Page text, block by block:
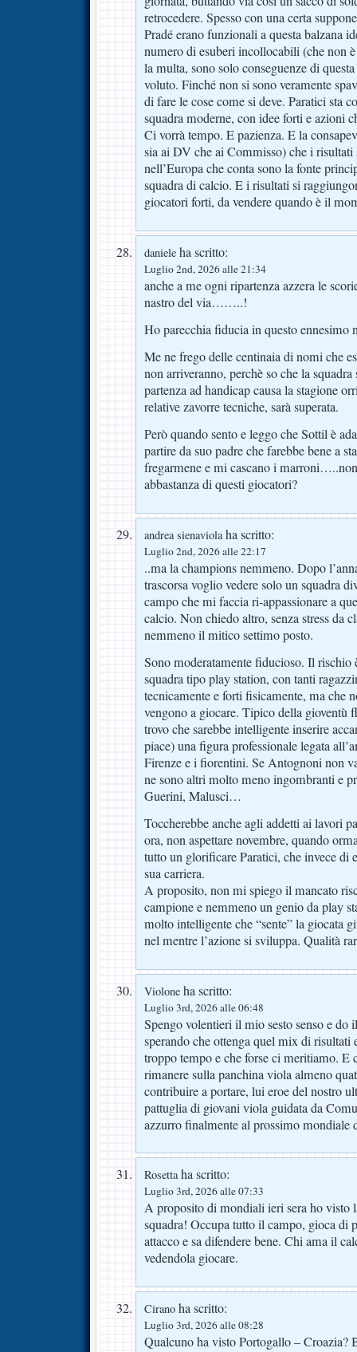
retrocedere. Spesso con una certa
Pradé erano funzionali a questa balzana
numero di esuberi incollocabili (che non
la multa, sono solo conseguenze di
voluto. Finché non si sono veramente
di fare le cose come si deve. Paratici sta
squadra moderne, con idee forti e azioni
Ci vorrà tempo. E pazienza. E la
sia ai DV che ai Commisso) che i
nell’Europa che conta sono la fonte
squadra di calcio. E i risultati si
giocatori forti, da vendere quando è il
daniele ha scritto:
Luglio 2nd, 2026 alle 21:34
anche a me ogni ripartenza azzera le
nastro del via……..!
Ho parecchia fiducia in questo ennesimo
Me ne frego delle centinaia di nomi che
non arriveranno, perchè so che la squadra
partenza ad handicap causa la stagione
relative zavorre tecniche, sarà superata.
Però quando sento e leggo che Sottil è
partire da suo padre che farebbe bene a
fregarmene e mi cascano i
abbastanza di questi giocatori?
andrea sienaviolaha scritto:
Luglio 2nd, 2026 alle 22:17
..ma la champions nemmeno. Dopo
trascorsa voglio vedere solo un squadra
campo che mi faccia ri-appassionare a
calcio. Non chiedo altro, senza stress da
nemmeno il mitico settimo posto.
Sono moderatamente fiducioso. Il rischio
squadra tipo play station, con tanti
tecnicamente e forti fisicamente, ma che
vengono a giocare. Tipico della gioventù
trovo che sarebbe intelligente inserire
piace) una figura professionale legata
Firenze e i fiorentini. Se Antognoni non
ne sono altri molto meno ingombranti e
Guerini, Malusci…
Toccherebbe anche agli addetti ai lavori
ora, non aspettare novembre, quando
tutto un glorificare Paratici, che invece di
sua carriera.
A proposito, non mi spiego il mancato
campione e nemmeno un genio da play
molto intelligente che “sente” la giocata
nel mentre l’azione si sviluppa. Qualità
Violone ha scritto:
Luglio 3rd, 2026 alle 06:48
Spengo volentieri il mio sesto senso e do
sperando che ottenga quel mix di risultati
troppo tempo e che forse ci meritiamo. E
rimanere sulla panchina viola almeno
contribuire a portare, lui eroe del nostro
pattuglia di giovani viola guidata da
azzurro finalmente al prossimo mondiale
Rosettaha scritto:
Luglio 3rd, 2026 alle 07:33
A proposito di mondiali ieri sera ho visto
squadra! Occupa tutto il campo, gioca di
attacco e sa difendere bene. Chi ama il
vedendola giocare.
Cirano ha scritto:
Luglio 3rd, 2026 alle 08:28
Qualcuno ha visto Portogallo – Croazia?